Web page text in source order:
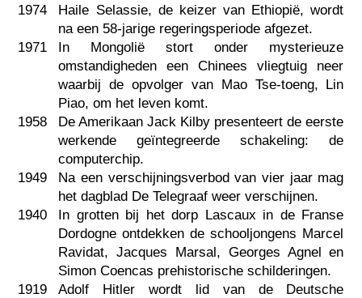
1974
Haile Selassie, de keizer van Ethiopië, wordt
na een 58-jarige regeringsperiode afgezet.
1971
In Mongolië stort onder mysterieuze
omstandigheden een Chinees vliegtuig neer
waarbij de opvolger van Mao Tse-toeng, Lin
Piao, om het leven komt.
1958
De Amerikaan Jack Kilby presenteert de eerste
werkende geïntegreerde schakeling: de
computerchip.
1949
Na een verschijningsverbod van vier jaar mag
het dagblad De Telegraaf weer verschijnen.
1940
In grotten bij het dorp Lascaux in de Franse
Dordogne ontdekken de schooljongens Marcel
Ravidat, Jacques Marsal, Georges Agnel en
Simon Coencas prehistorische schilderingen.
1919
Adolf Hitler wordt lid van de Deutsche